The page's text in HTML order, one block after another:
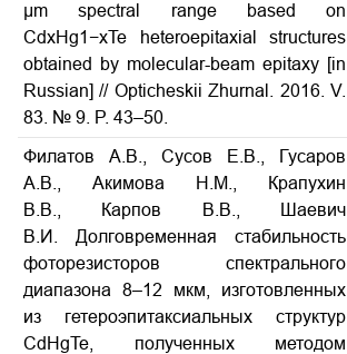
μm spectral range based on
CdxHg1−xTe heteroepitaxial structures
obtained by molecular-beam epitaxy [in
Russian] // Opticheskii Zhurnal. 2016. V.
83. № 9. P. 43–50.
Филатов А.В., Сусов Е.В., Гусаров
А.В., Акимова Н.М., Крапухин
В.В., Карпов В.В., Шаевич
В.И. Долговременная стабильность
фоторезисторов спектрального
диапазона 8–12 мкм, изготовленных
из гетероэпитаксиальных структур
CdHgTe, полученных методом